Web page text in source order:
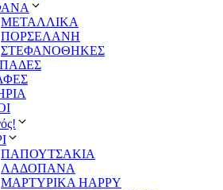
ΜΕΤΑΛΛΙΚΑ
ΠΟΡΣΕΛΑΝΗ
ΣΤΕΦΑΝΟΘΗΚΕΣ
ΠΑΠΟΥΤΣΑΚΙΑ
ΛΑΔΟΠΑΝΑ
ΜΑΡΤΥΡΙΚΑ HAPPY